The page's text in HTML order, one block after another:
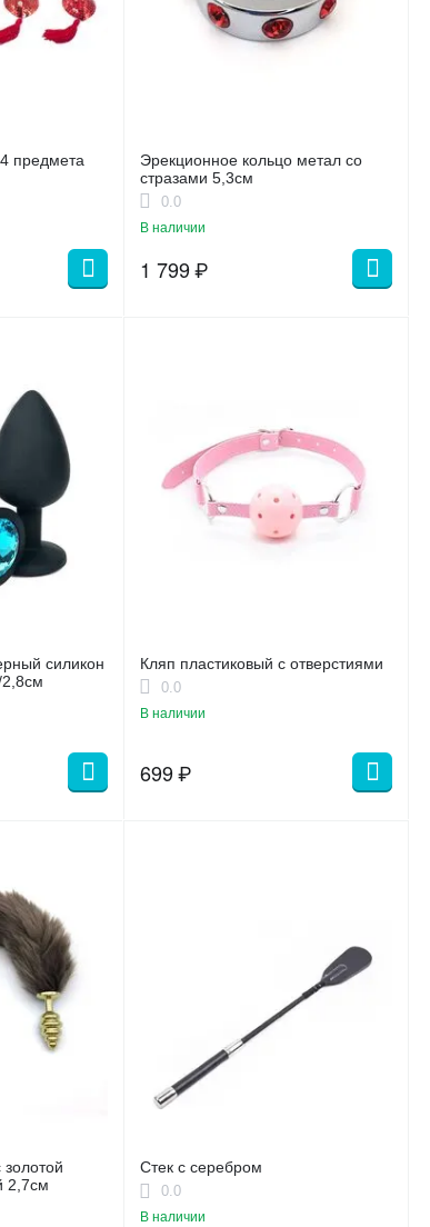
предмета
Эрекционное кольцо метал со
стразами 5,3см
0.0
В наличии
1 799₽
силикон
2,8см
Кляп пластиковый с отверстиями
0.0
В наличии
699₽
2,7см
Стек с серебром
0.0
В наличии